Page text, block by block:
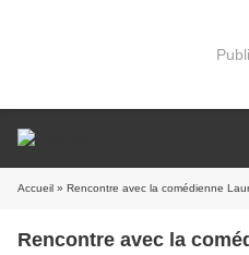
Accueil » Rencontre avec la comédienne Laure-Estelle Nézan à
Rencontre avec la